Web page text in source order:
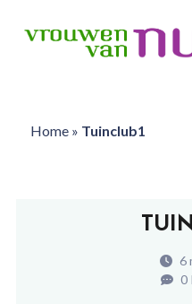
Home» Tuinclub1
6
0